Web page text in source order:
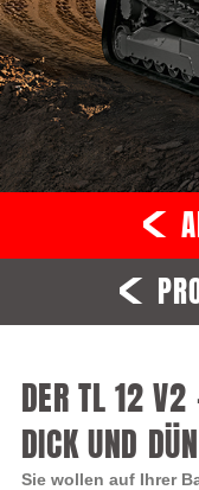
DER TL 12 V2
DICK UND
Sie wollen auf Ihrer